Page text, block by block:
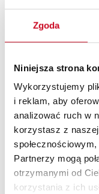
Zgoda
Niniejsza strona
Wykorzystujemy
i reklam, aby
analizować ruch w
korzystasz z
Partnerzy mogą
otrzymanymi od
korzystania z ich
Polityka
Capitol by
Dla dzieci i
TANI
Spektakle z
Wyjazdy
Kontakt
O nas
Teatr